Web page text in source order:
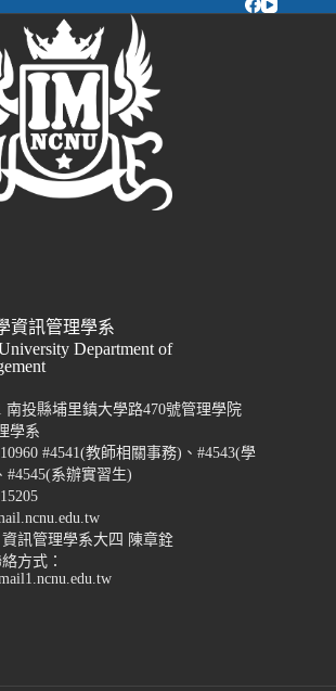
資訊管理學系
Department of
南投縣埔里鎮大學路470號管理學院
學系
#4541(教師相關事務)、#4543(學
#4545(系辦實習生)
訊管理學系大四 陳章銓
方式：